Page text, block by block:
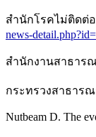
สำนักโรคไม่ติดต่อ
news-
สำนักงานสาธาร
กระทรวงสาธารณ
Nutbeam D. The